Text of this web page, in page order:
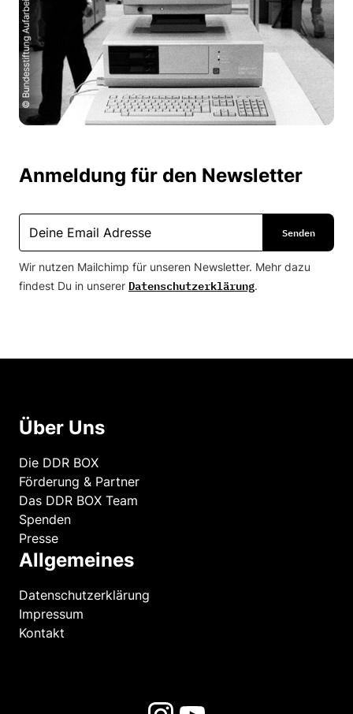
Anmeldung für den Newsletter
Wir nutzen Mailchimp für unseren Newsletter. Mehr dazu
findest Du in unserer Datenschutzerklärung.
Über Uns
Die DDR BOX
Förderung & Partner
Das DDR BOX Team
Spenden
Presse
Allgemeines
Datenschutzerklärung
Impressum
Kontakt